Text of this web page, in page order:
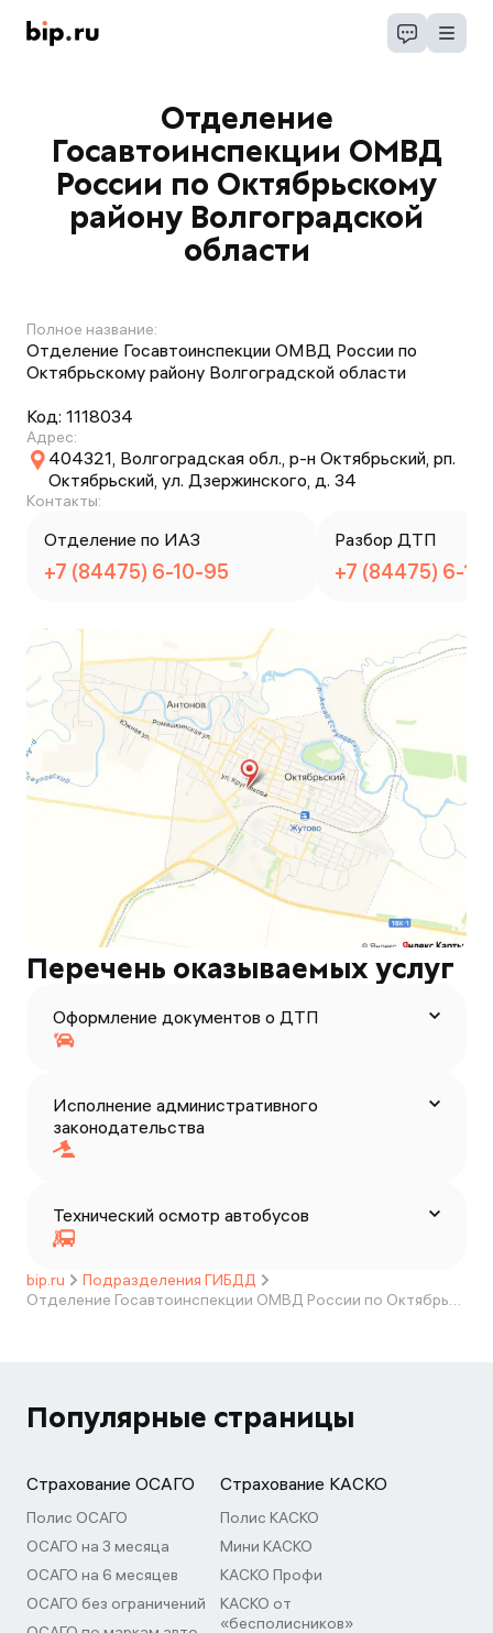
Отделение
Госавтоинспекции ОМВД
России по Октябрьскому
району Волгоградской
области
Полное название:
Отделение Госавтоинспекции ОМВД России по
Октябрьскому району Волгоградской области
Код: 1118034
Адрес:
404321, Волгоградская обл., р-н Октябрьский, рп.
Октябрьский, ул. Дзержинского, д. 34
Контакты:
Отделение по ИАЗ
+7 (84475) 6-10-95
Разбор ДТП
+7 (84475) 6-
Перечень оказываемых услуг
Оформление документов о ДТП
Исполнение административного
законодательства
Технический осмотр автобусов
bip.ru
Подразделения ГИБДД
Отделение Госавтоинспекции ОМВД России по Октябрьскому району Волгоградской области
Популярные страницы
Страхование ОСАГО
Полис ОСАГО
ОСАГО на 3 месяца
ОСАГО на 6 месяцев
ОСАГО без ограничений
Страхование КАСКО
Полис КАСКО
Мини КАСКО
КАСКО Профи
КАСКО от
«бесполисников»